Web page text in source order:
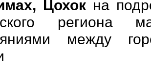
Цохок на
региона
между